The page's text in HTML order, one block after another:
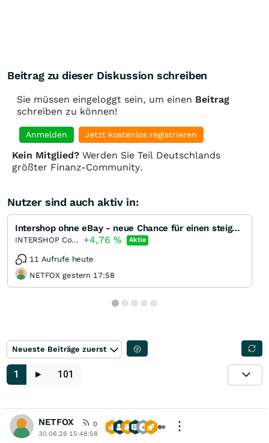
Beitrag zu dieser Diskussion schreiben
Sie müssen eingeloggt sein, um einen Beitrag
schreiben zu können!
Anmelden Jetzt kostenlos registrieren
Kein Mitglied? Werden Sie Teil Deutschlands
größter Finanz-Community.
Nutzer sind auch aktiv in:
Intershop ohne eBay - neue Chance für einen steigenden Kurs!
INTERSHOP Communications +4,76 % Aktie
11 Aufrufe heute
NETFOX gestern 17:58
Neueste Beiträge zuerst
1 ► 101
NETFOX
0
30.06.26 15:48:58